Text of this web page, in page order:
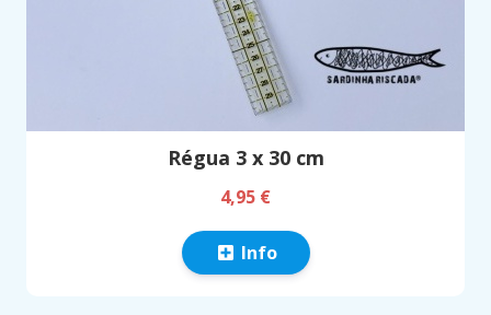
Régua 3 x 30 cm
4,95 €
Info